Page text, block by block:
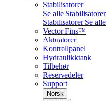
Stabilisatorer
Se alle Stabilisatorer
Stabilisatorer Se alle
Vector Fins™
Aktuatorer
Kontrollpanel
Hydraulikktank
Tilbehør
Reservedeler
Support
Norsk